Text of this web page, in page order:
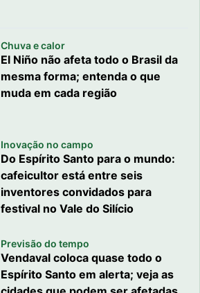
Chuva e calor
El Niño não afeta todo o Brasil da
mesma forma; entenda o que
muda em cada região
Inovação no campo
Do Espírito Santo para o mundo:
cafeicultor está entre seis
inventores convidados para
festival no Vale do Silício
Previsão do tempo
Vendaval coloca quase todo o
Espírito Santo em alerta; veja as